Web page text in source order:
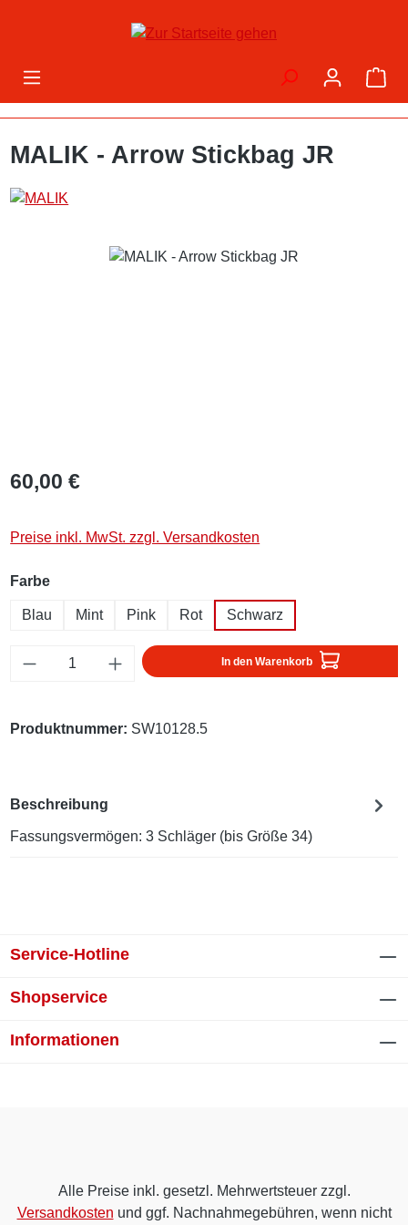
Zum Hauptinhalt springen
MALIK - Arrow Stickbag JR
Bildergalerie überspringen
60,00 €
Preise inkl. MwSt. zzgl. Versandkosten
Farbeauswählen
Blau Mint Pink Rot Schwarz
Produkt Anzahl: Gib den gewünschten
In den Warenkorb
Produktnummer: SW10128.5
Beschreibung
Fassungsvermögen: 3 Schläger (bis Größe 34)
Service-Hotline
Shopservice
Informationen
Alle Preise inkl. gesetzl. Mehrwertsteuer zzgl.
Versandkosten und ggf. Nachnahmegebühren, wenn nicht